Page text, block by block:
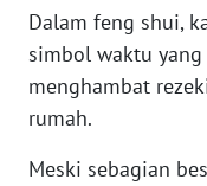
Dalam feng shui,
simbol waktu
menghambat
rumah.
Meski sebagian
WN
SULSEL
GORONTALO